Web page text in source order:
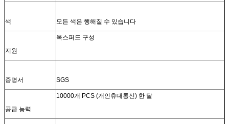
색 모든 색은 행해질 수 있습니다
지원
옥스퍼드 구성
증명서 SGS
공급 능력
10000개 PCS (개인휴대통신) 한 달